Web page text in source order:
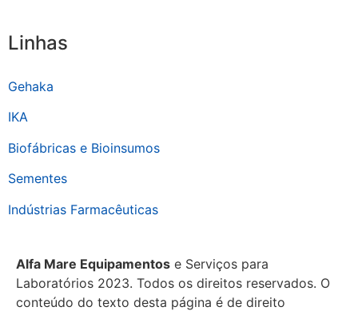
Linhas
Gehaka
IKA
Biofábricas e Bioinsumos
Sementes
Indústrias Farmacêuticas
Alfa Mare Equipamentos e Serviços para
Laboratórios 2023. Todos os direitos reservados. O
conteúdo do texto desta página é de direito